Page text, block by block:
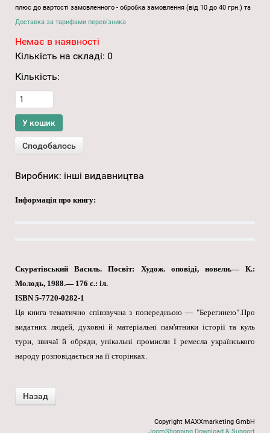
плюс до вартості замовленного - обробка замовлення (від 10 до 40 грн.) та
Доставка за тарифами перевізника
Немає в наявності
Кількість на складі: 0
Кількість:
Виробник: інші видавництва
Інформація про книгу:
Скуратівський Василь. Посвіт: Худож. оповіді, новели.— К.:
Молодь, 1988.— 176 с.: іл.
ISBN 5-7720-0282-1
Ця книга тематично співзвучна з попередньою — "Берегинею".Про
видатних людей, духовні й матеріальні пам'ятники історії та куль
тури, звичаї й обряди, унікальні промисли І ремесла українського
народу розповідається на її сторінках.
Copyright MAXXmarketing GmbH